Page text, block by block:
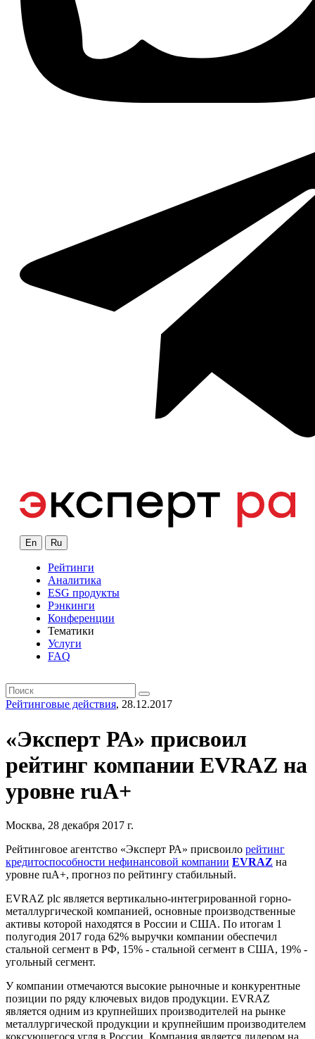
En Ru
Рейтинги
Аналитика
ESG продукты
Рэнкинги
Конференции
Тематики
Услуги
FAQ
Рейтинговые действия, 28.12.2017
«Эксперт РА» присвоил
рейтинг компании EVRAZ на
уровне ruA+
Москва, 28 декабря 2017 г.
Рейтинговое агентство «Эксперт РА» присвоило рейтинг
кредитоспособности нефинансовой компании EVRAZ на
уровне ruA+, прогноз по рейтингу стабильный.
EVRAZ plc является вертикально-интегрированной горно-
металлургической компанией, основные производственные
активы которой находятся в России и США. По итогам 1
полугодия 2017 года 62% выручки компании обеспечил
стальной сегмент в РФ, 15% - стальной сегмент в США, 19% -
угольный сегмент.
У компании отмечаются высокие рыночные и конкурентные
позиции по ряду ключевых видов продукции. EVRAZ
является одним из крупнейших производителей на рынке
металлургической продукции и крупнейшим производителем